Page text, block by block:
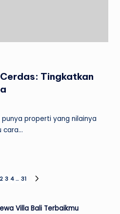
Tingkatkan
properti yang nilainya
cara…
2 3 4 … 31
Villa Bali Terbaikmu